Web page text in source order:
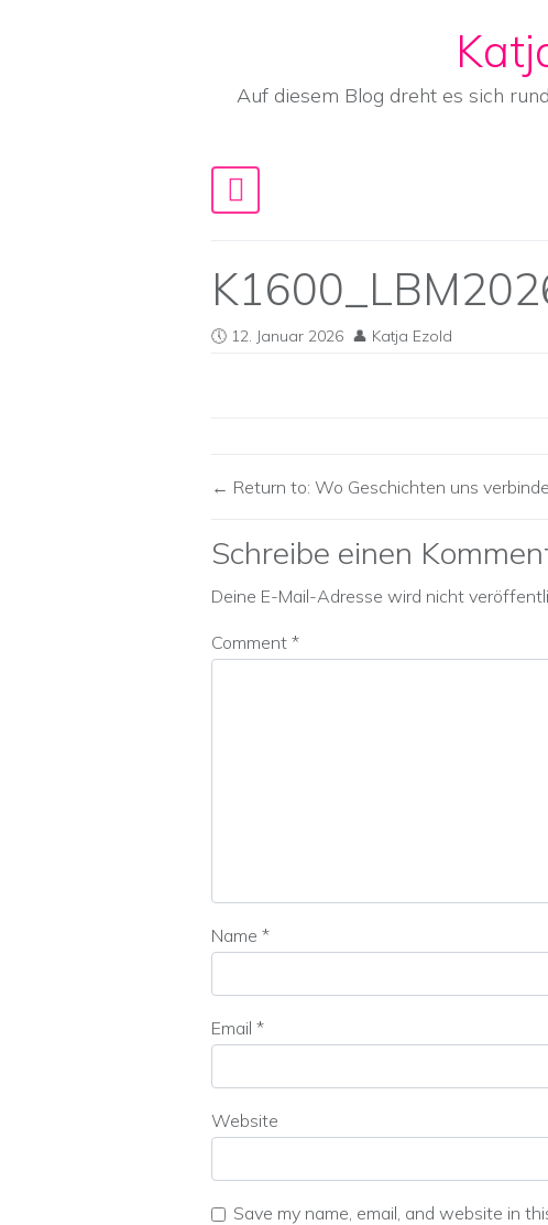
Auf diesem Blog dreht es sich
Main Navigation
12. Januar 2026 Katja Ezold
Return to: Wo Geschichten uns
Schreibe einen
Deine E-Mail-Adresse wird nicht
Comment *
Name *
Email *
Website
Save my name, email, and website in